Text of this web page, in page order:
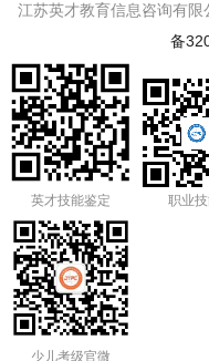
江苏英才教育信息咨询有
备
英才技能鉴定 职业
少儿考级官微